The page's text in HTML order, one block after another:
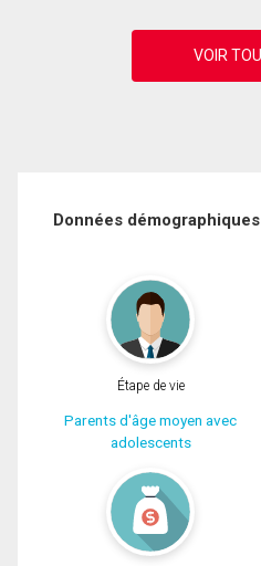
Données démographiques
Étape de vie
Parents d'âge moyen avec
adolescents